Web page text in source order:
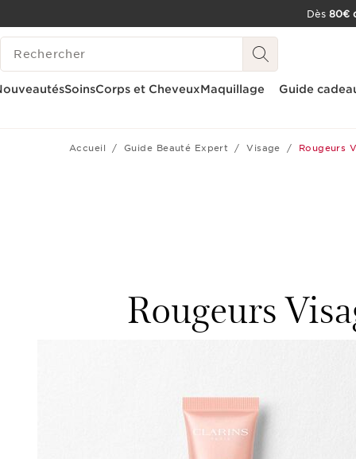
ALLER AU CONTENU
CONSULTER LE PIED DE PAGE
OUTIL D'ACCESSIBILITÉ
Dès 80€
HISTORIQUE DES RECHERCHES
SoinsCorps et CheveuxMaquillage Guide
Accueil Guide Beauté Expert Visage Rougeurs
Rougeurs